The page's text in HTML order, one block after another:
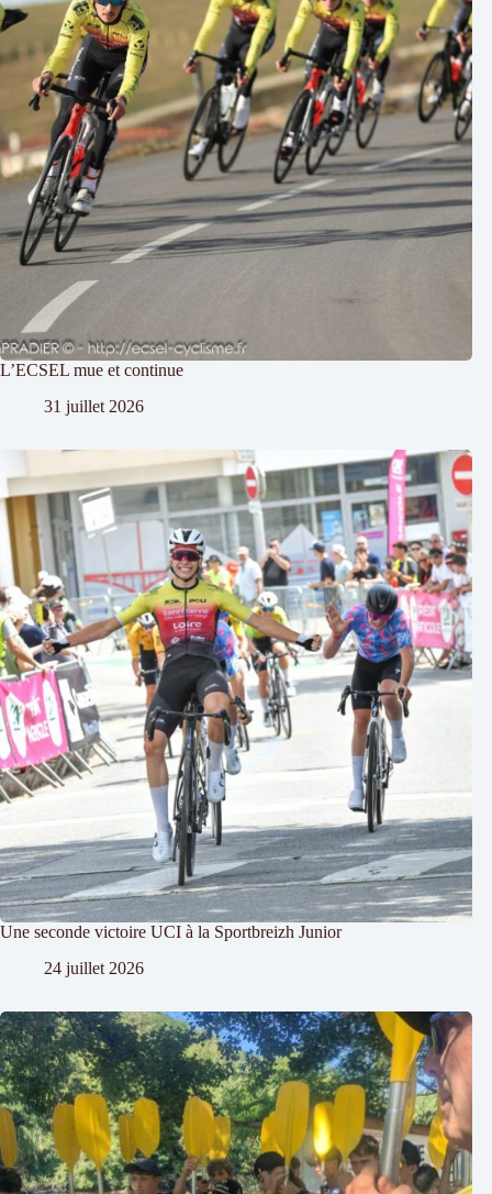
L’ECSEL mue et continue
31 juillet 2026
Une seconde victoire UCI à la Sportbreizh Junior
24 juillet 2026